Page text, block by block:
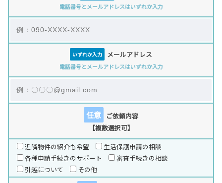
電話番号とメールアドレスはいずれか入力
いずれか入力 メールアドレス
電話番号とメールアドレスはいずれか入力
任意
ご依頼内容
【複数選択可】
近隣物件の紹介も希望
生活保護申請の相談
各種申請手続きのサポート
審査手続きの相談
引越について
その他